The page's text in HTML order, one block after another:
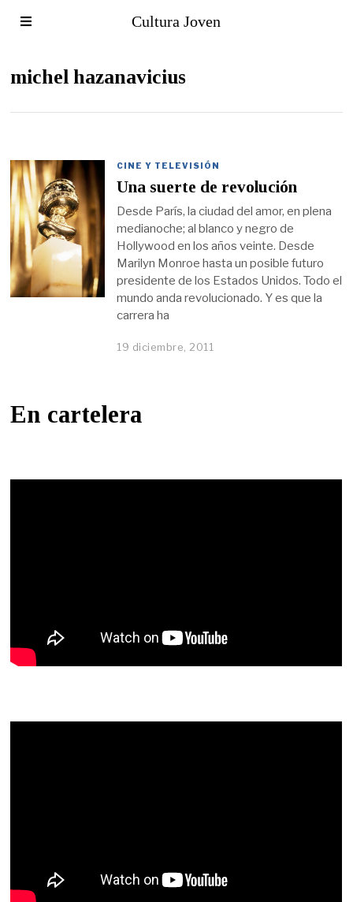
Cultura Joven
michel hazanavicius
CINE Y TELEVISIÓN
Una suerte de revolución
Desde París, la ciudad del amor, en plena
medianoche; al blanco y negro de
Hollywood en los años veinte. Desde
Marilyn Monroe hasta un posible futuro
presidente de los Estados Unidos. Todo el
mundo anda revolucionado. Y es que la
carrera ha
19 diciembre, 2011
En cartelera